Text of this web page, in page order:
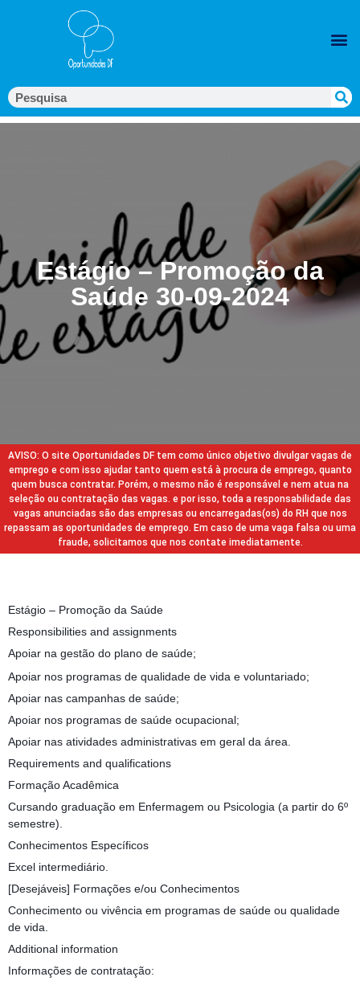
Estágio – Promoção da
Saúde 30-09-2024
AVISO: O site Oportunidades DF tem como único objetivo divulgar vagas de
emprego e com isso ajudar tanto quem está à procura de emprego, quanto
quem busca contratar. Porém, o mesmo não é responsável e nem atua na
seleção ou contratação das vagas. e por isso, toda a responsabilidade das
vagas anunciadas são das empresas ou encarregadas(os) do RH que nos
repassam as oportunidades de emprego. Em caso de uma vaga falsa ou uma
fraude, solicitamos que nos contate imediatamente.
Estágio – Promoção da Saúde
Responsibilities and assignments
Apoiar na gestão do plano de saúde;
Apoiar nos programas de qualidade de vida e voluntariado;
Apoiar nas campanhas de saúde;
Apoiar nos programas de saúde ocupacional;
Apoiar nas atividades administrativas em geral da área.
Requirements and qualifications
Formação Acadêmica
Cursando graduação em Enfermagem ou Psicologia (a partir do 6º
semestre).
Conhecimentos Específicos
Excel intermediário.
[Desejáveis] Formações e/ou Conhecimentos
Conhecimento ou vivência em programas de saúde ou qualidade
de vida.
Additional information
Informações de contratação: